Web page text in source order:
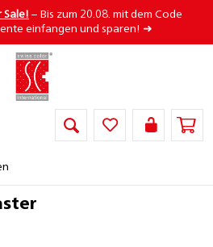
Sale! – Bis zum 20.08. mit dem Code
einfangen und sparen! ➜